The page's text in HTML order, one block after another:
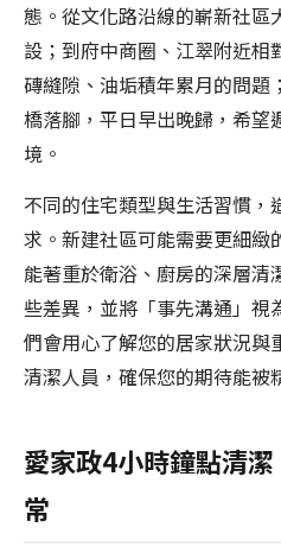
態。從文化路沿線的嶄新社區
設；到府中商圈、江翠附近
磚縫隙、油垢積年累月的問題
橋落腳，平日早出晚歸，希望
境。
不同的住宅類型與生活習慣，
求。新建社區可能需要更細緻
能著重於衛浴、廚房的深層
些差異，並將「事先溝通」視
們會用心了解您的居家狀況與
清潔人員，確保您的期待能被
愛家政4小時鐘點清
常